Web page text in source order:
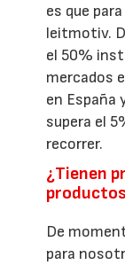
es que
leitmotiv.
el 50%
mercados
en España
supera el
recorrer.
¿Tienen
De
para